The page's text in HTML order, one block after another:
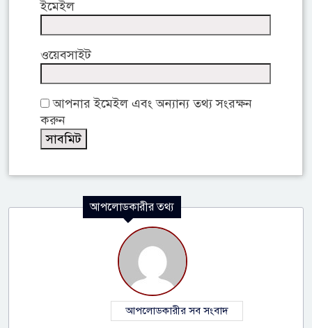
ইমেইল
ওয়েবসাইট
আপনার ইমেইল এবং অন্যান্য তথ্য সংরক্ষন
করুন
আপলোডকারীর তথ্য
আপলোডকারীর সব সংবাদ